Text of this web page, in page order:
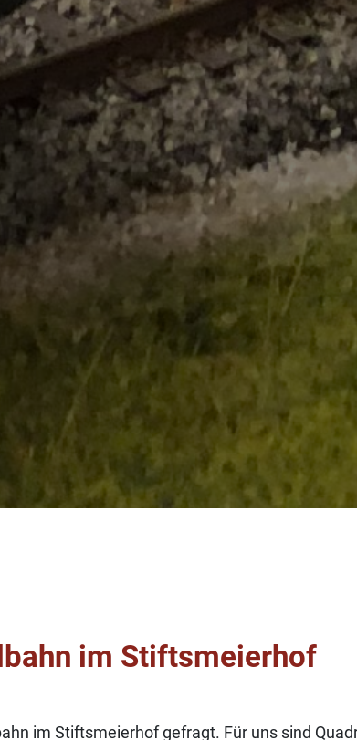
im Stiftsmeierhof
im Stiftsmeierhof gefragt. Für uns sind